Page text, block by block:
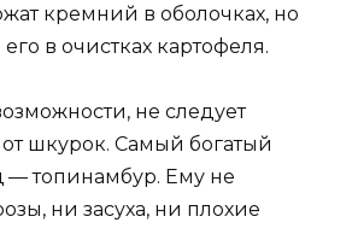
кремний в оболочках, но
в очистках картофеля.
не следует
шкурок. Самый богатый
топинамбур. Ему не
ни засуха, ни плохие